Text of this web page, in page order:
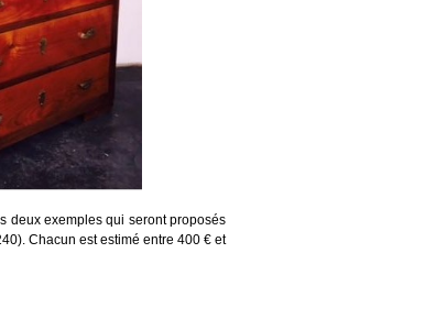
deux exemples qui seront proposés
Chacun est estimé entre 400 €et